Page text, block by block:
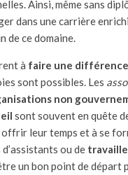
Ainsi, même sans
dans une carrière
de ce domaine.
à faire une différence
sont possibles. Les
non
sont souvent en quête
leur temps et à se
ou de
un bon point de départ